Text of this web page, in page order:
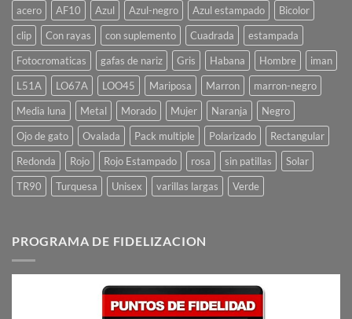
acero AF10 Azul Azul-negro Azul estampado
Bicolor
clip
Con rayas con suplemento Cuadrada
estampada
Fotocromaticas
gafas de nariz Gris Habana Hombre
iman
L51A
LO67A LOO45 Mariposa Marron
marron-negro
Media luna
Metal Morado Mujer Naranja
Negro
Ojo de gato
Ovalada Pack multiple Polarizado
Rectangular
Redonda
Rojo Rojo Estampado rosa sin patillas
Solar
TR90
Turquesa Unisex varillas largas Verde
PROGRAMA DE FIDELIZACION